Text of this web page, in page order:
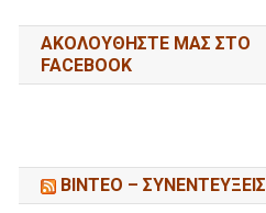
ΑΚΟΛΟΥΘΉΣΤΕ ΜΑΣ ΣΤΟ
FACEBOOK
ΒΙΝΤΕΟ – ΣΥΝΕΝΤΕΥΞΕΙΣ